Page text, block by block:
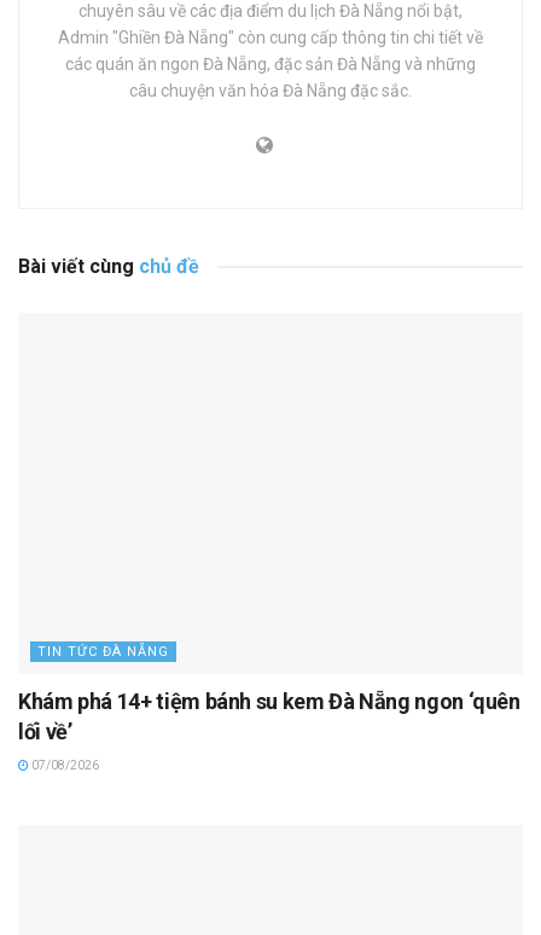
chuyên sâu về các địa điểm du lịch Đà Nẵng nổi bật,
Admin "Ghiền Đà Nẵng" còn cung cấp thông tin chi tiết về
các quán ăn ngon Đà Nẵng, đặc sản Đà Nẵng và những
câu chuyện văn hóa Đà Nẵng đặc sắc.
Bài viết cùng chủ đề
TIN TỨC ĐÀ NẴNG
Khám phá 14+ tiệm bánh su kem Đà Nẵng ngon ‘quên
lối về’
07/08/2026